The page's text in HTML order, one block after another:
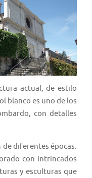
actual, de estilo
blanco es uno de los
con detalles
diferentes épocas.
con intrincados
y esculturas que